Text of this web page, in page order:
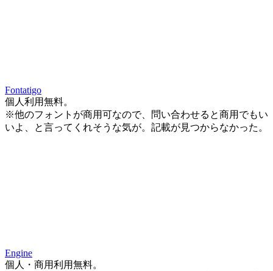
Fontatigo
個人利用無料。
※他のフォントが商用可なので、問い合わせると商用でもい
いよ、と言ってくれそうな気が。記載が見つからなかった。
Engine
個人・商用利用無料。